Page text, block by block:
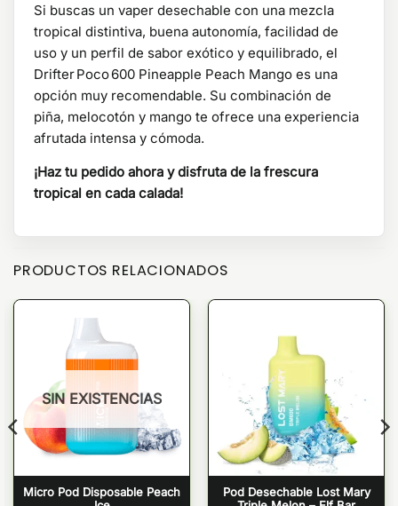
Si buscas un vaper desechable con una mezcla
tropical distintiva, buena autonomía, facilidad de
uso y un perfil de sabor exótico y equilibrado, el
Drifter Poco 600 Pineapple Peach Mango es una
opción muy recomendable. Su combinación de
piña, melocotón y mango te ofrece una experiencia
afrutada intensa y cómoda.
¡Haz tu pedido ahora y disfruta de la frescura
tropical en cada calada!
PRODUCTOS RELACIONADOS
SIN EXISTENCIAS
Micro Pod Disposable Peach
Pod Desechable Lost Mary